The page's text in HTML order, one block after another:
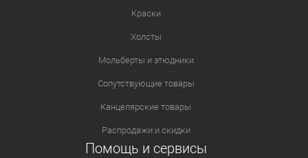
Краски
Холсты
Мольберты и этюдники
Сопутствующие товары
Канцелярские товары
Распродажи и скидки
Помощь и сервисы